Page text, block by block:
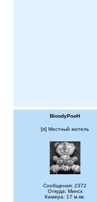
BloodyPooH
[ ] Местный житель
Сообщения: 2372
Откуда: Минск
Камера: 17 м.кв.